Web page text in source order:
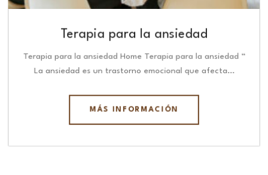
Terapia para la ansiedad
Terapia para la ansiedad Home Terapia para la ansiedad “
La ansiedad es un trastorno emocional que afecta…
MÁS INFORMACIÓN